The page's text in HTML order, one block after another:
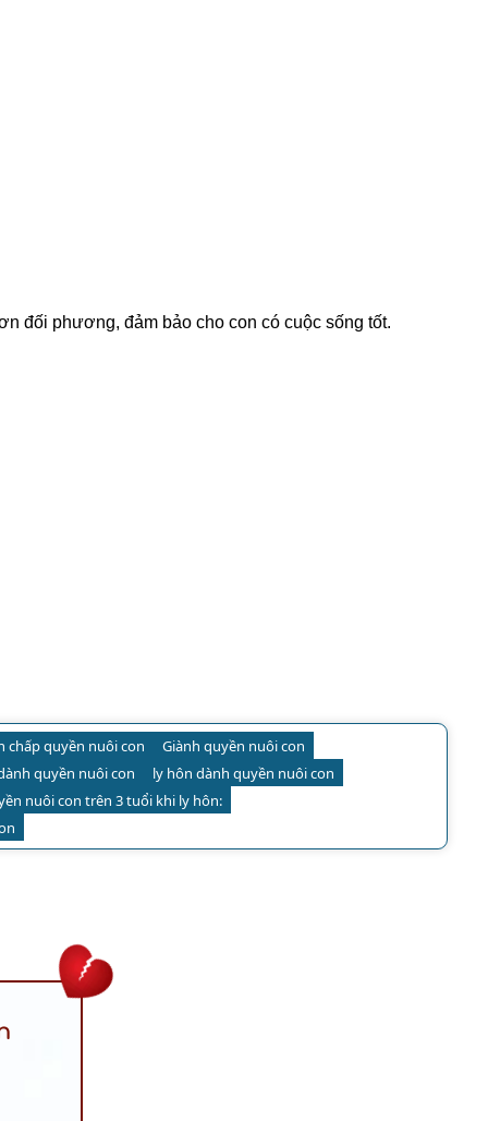
đối phương, đảm bảo cho con có cuộc sống tốt.
chấp quyền nuôi con
Giành quyền nuôi con
quyền nuôi con
ly hôn dành quyền nuôi con
nuôi con trên 3 tuổi khi ly hôn: